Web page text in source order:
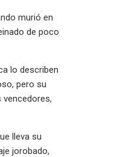
murió en
de poco
lo describen
pero su
lleva su
jorobado,